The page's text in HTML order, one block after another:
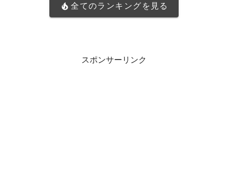
全てのランキングを見る
スポンサーリンク